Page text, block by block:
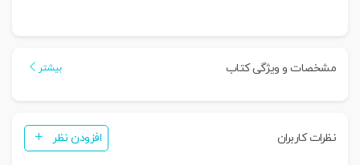
مشخصات و ویژگی کتاب بیشتر
نظرات کاربران افزودن نظر